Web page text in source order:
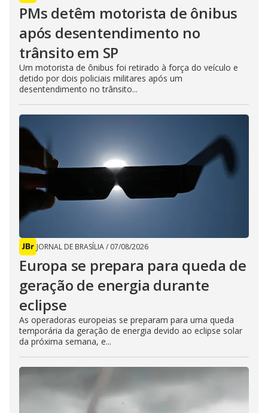
PMs detêm motorista de ônibus
após desentendimento no
trânsito em SP
Um motorista de ônibus foi retirado à força do veículo e
detido por dois policiais militares após um
desentendimento no trânsito...
JORNAL DE BRASÍLIA/ 07/08/2026
Europa se prepara para queda de
geração de energia durante
eclipse
As operadoras europeias se preparam para uma queda
temporária da geração de energia devido ao eclipse solar
da próxima semana, e...